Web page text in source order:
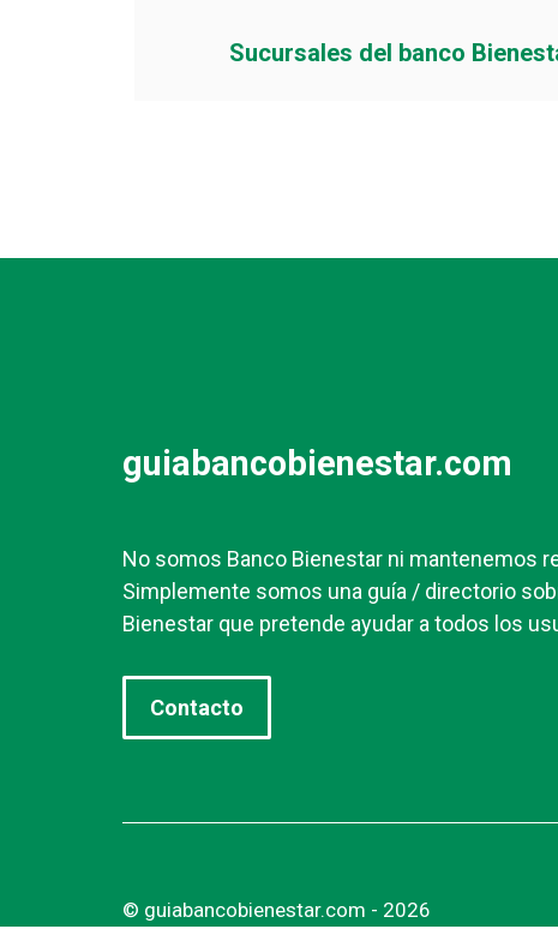
Sucursales del banco
guiabancobienestar.com
No somos Banco Bienestar ni mantenemos
Simplemente somos una guía / directorio
Bienestar que pretende ayudar a todos los
Contacto
© guiabancobienestar.com - 2026